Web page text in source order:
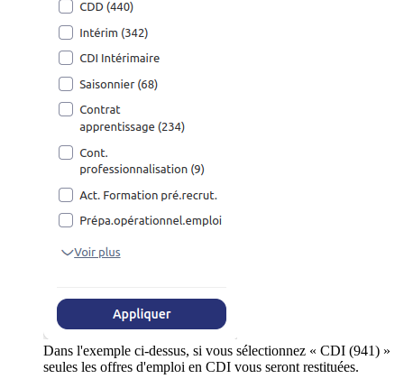
Dans l'exemple ci-dessus, si vous sélectionnez « CDI (941) »
seules les offres d'emploi en CDI vous seront restituées.